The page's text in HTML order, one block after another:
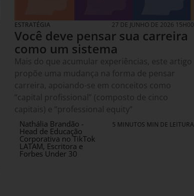
ESTRATÉGIA 27 DE JUNHO DE 2026 15H00
Você deve pensar sua carreira
como um sistema
Mais do que acumular experiências, este artigo
propõe uma mudança na forma de pensar
carreira, apoiando-se em conceitos como
“capital profissional” (composto de cinco
capitais) e “professional equity”
Nathália Brandão -
Head de Educação
Corporativa no TikTok
LATAM, Escritora e
Forbes Under 30
5 MINUTOS MIN DE LEITURA